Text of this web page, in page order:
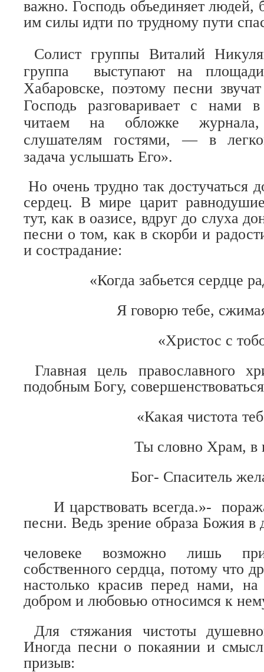
важно. Господь объединяет людей,
им силы идти по трудному пути
Солист группы Виталий
группа
выступают на
Хабаровске, поэтому песни
Господь разговаривает с нами
читаем на обложке журнала,
слушателям гостями, — в
задача услышать Его».
Но очень трудно так достучаться
сердец. В мире царит
тут, как в оазисе, вдруг до слуха
песни о том, как в скорби и
и сострадание:
«Когда забьется сердце
Я говорю тебе,
«Христос с
Главная цель православного
подобным Богу,
«Какая чистота
Ты словно Храм, в
Бог- Спаситель
И царствовать всегда.»-
песни. Ведь зрение образа Божия в
человеке возможно лишь
собственного сердца, потому что
настолько красив перед нами,
добром и любовью относимся к
Для стяжания чистоты
Иногда песни о покаянии и
призыв: